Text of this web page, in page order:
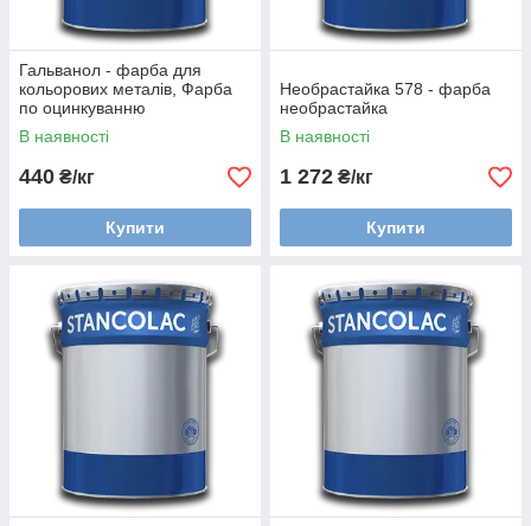
Гальванол - фарба для
кольорових металів, Фарба
по оцинкуванню
В наявності
440 ₴/кг
Купити
Необрастайка 578 - фарба
необрастайка
В наявності
1 272 ₴/кг
Купити